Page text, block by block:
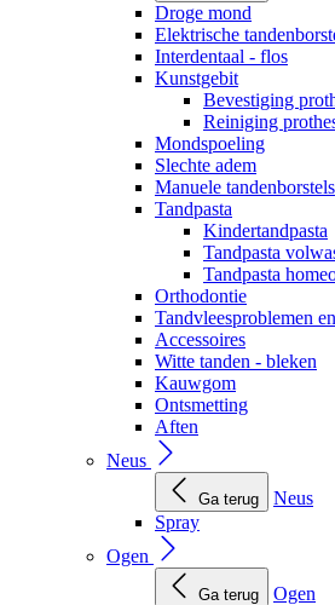
Droge mond
Elektrische
Interdentaal - flos
Kunstgebit
Bevestiging
Reiniging
Mondspoeling
Slechte adem
Manuele tandenborstels
Tandpasta
Kindertandpasta
Tandpasta
Tandpasta
Orthodontie
Tandvleesproblemen
Accessoires
Witte tanden - bleken
Kauwgom
Ontsmetting
Aften
Neus
Ga terug
Neus
Spray
Ogen
Ga terug
Ogen